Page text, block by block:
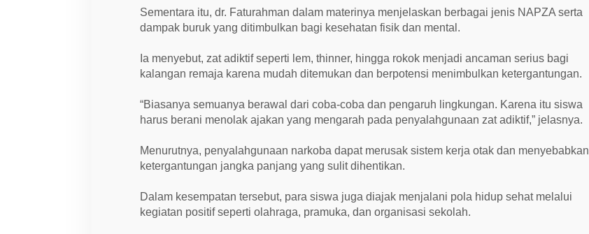
Sementara itu, dr. Faturahman dalam materinya menjelaskan berbagai jenis NAPZA serta
dampak buruk yang ditimbulkan bagi kesehatan fisik dan mental.
Ia menyebut, zat adiktif seperti lem, thinner, hingga rokok menjadi ancaman serius bagi
kalangan remaja karena mudah ditemukan dan berpotensi menimbulkan ketergantungan.
“Biasanya semuanya berawal dari coba-coba dan pengaruh lingkungan. Karena itu siswa
harus berani menolak ajakan yang mengarah pada penyalahgunaan zat adiktif,” jelasnya.
Menurutnya, penyalahgunaan narkoba dapat merusak sistem kerja otak dan menyebabkan
ketergantungan jangka panjang yang sulit dihentikan.
Dalam kesempatan tersebut, para siswa juga diajak menjalani pola hidup sehat melalui
kegiatan positif seperti olahraga, pramuka, dan organisasi sekolah.